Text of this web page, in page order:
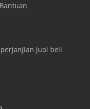
jual beli